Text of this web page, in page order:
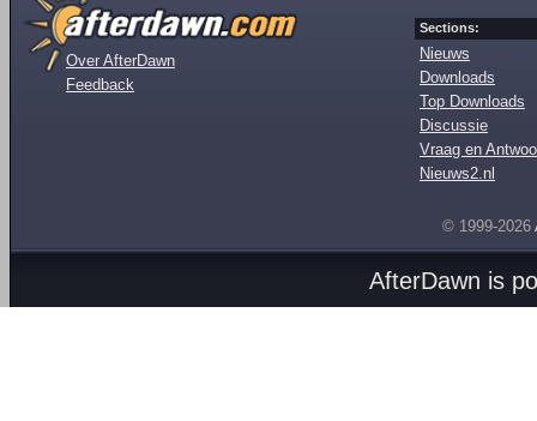
Over AfterDawn
Feedback
Sections:
Nieuws
Downloads
Top Downloads
Discussie
Vraag en
Nieuws2.nl
© 1999-2026
AfterDawn is